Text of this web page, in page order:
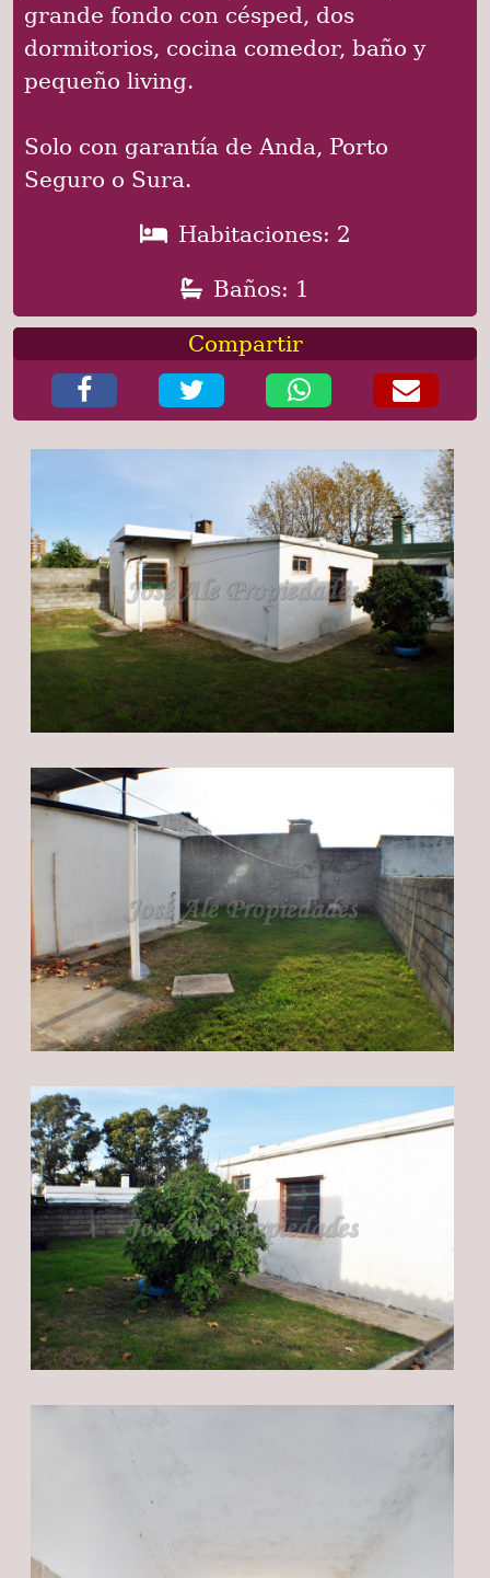
grande fondo con césped, dos
dormitorios, cocina comedor, baño y
pequeño living.
Solo con garantía de Anda, Porto
Seguro o Sura.
Habitaciones: 2
Baños: 1
Compartir